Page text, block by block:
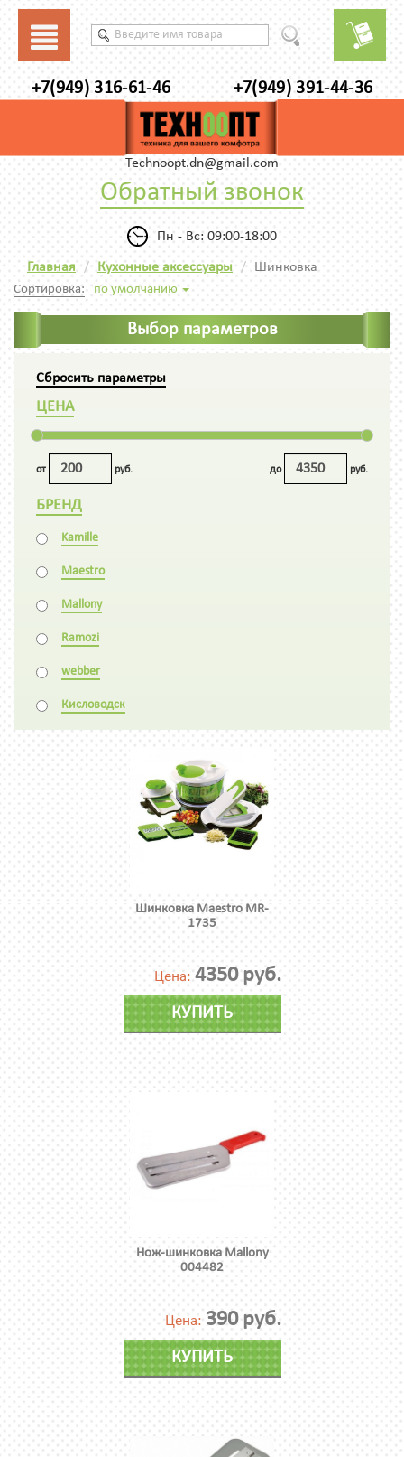
+7(949) 316-61-46 +7(949) 391-44-36
Technoopt.dn@gmail.com
Обратный звонок
Пн - Вс: 09:00-18:00
Главная Кухонные аксессуары Шинковка
Сортировка: по умолчанию
Выбор параметров
Сбросить параметры
ЦЕНА
от руб. до руб.
БРЕНД
Kamille
Maestro
Mallony
Ramozi
webber
Кисловодск
Шинковка Maestro MR-
1735
Цена: 4350 руб.
КУПИТЬ
Нож-шинковка Mallony
004482
Цена: 390 руб.
КУПИТЬ